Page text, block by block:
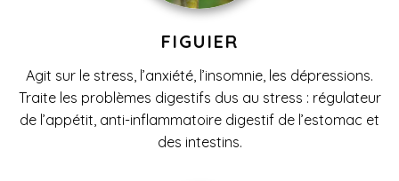
FIGUIER
Agit sur le stress, l’anxiété, l’insomnie, les dépressions.
Traite les problèmes digestifs dus au stress : régulateur
de l’appétit, anti-inflammatoire digestif de l’estomac et
des intestins.